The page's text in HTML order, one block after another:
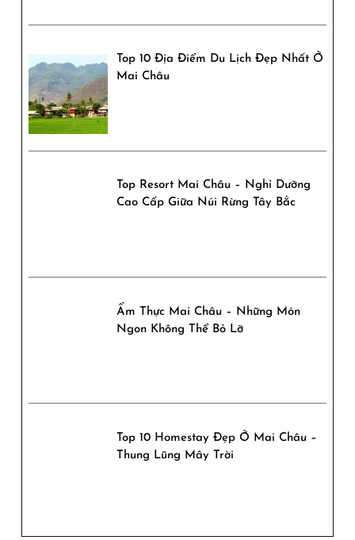
Top 10 Địa Điểm Du Lịch Đẹp Nhất Ở
Mai Châu
Top Resort Mai Châu – Nghỉ Dưỡng
Cao Cấp Giữa Núi Rừng Tây Bắc
Ẩm Thực Mai Châu – Những Món
Ngon Không Thể Bỏ Lỡ
Top 10 Homestay Đẹp Ở Mai Châu –
Thung Lũng Mây Trời